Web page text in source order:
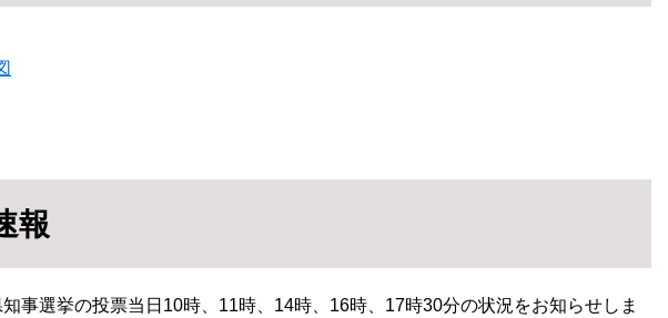
報
事選挙の投票当日10時、11時、14時、16時、17時30分の状況をお知らせしま